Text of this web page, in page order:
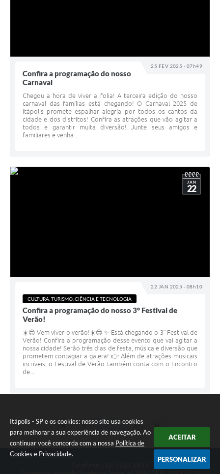
Itápolis - SP e os cookies: nosso site usa cookies
para melhorar a sua experiência de navegação. Ao
continuar você concorda com a nossa Política de
Cookies e Privacidade.
ACEITAR
PERSONALIZAR
25 FEV 2025 - 07h49
Confira a programação do nosso
Carnaval
Chegou a hora de viver a folia! A terceira edição do nosso
carnaval das famílias está chegando! O Carnaval 2025 de
Itápolis promete espalhar alegria por todos os cantos da
cidade e dos distritos! Confira as atrações que vão agitar a
todos e garantir muita diversão! Junte seus amigos e
familiares e venha...
22 JAN 2025 - 08h10
JAN
22
CULTURA, TURISMO, CIÊNCIA E TECNOLOGIA
Confira a programação do nosso 3° Festival de
Verão!
☀️😎 Vem viver o verão!☀️😎 ✨ Está chegando o 3° Festival de
Verão! Confira a programação desse evento que vai agitar a
nossa cidade! Serão três dias de festa, música e diversão que
prometem contagiar a galera! 👉 Além de atrações musicais
incríveis, o Festival de Verão também conta com o Encontro
de...